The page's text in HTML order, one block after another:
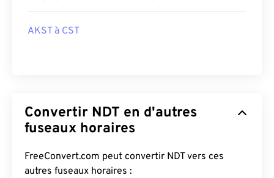
AKST à CST
Convertir NDT en d'autres
fuseaux horaires
FreeConvert.com peut convertir NDT vers ces
autres fuseaux horaires :